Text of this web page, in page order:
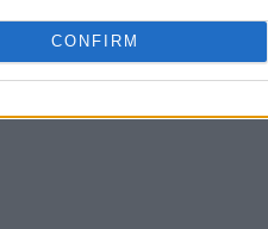
CONFIRM